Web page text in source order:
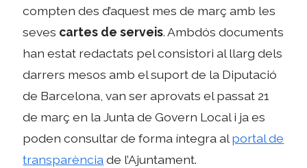
compten des d’aquest mes de març amb les
seves cartes de serveis. Ambdós documents
han estat redactats pel consistori al llarg dels
darrers mesos amb el suport de la Diputació
de Barcelona, van ser aprovats el passat 21
de març en la Junta de Govern Local i ja es
poden consultar de forma íntegra alportal de
transparènciade l’Ajuntament.